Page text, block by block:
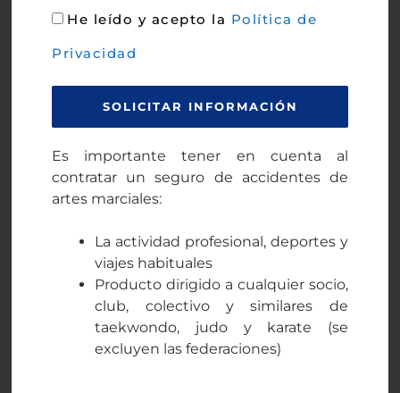
He leído y acepto la Política de
Privacidad
SOLICITAR INFORMACIÓN
Es importante tener en cuenta al
contratar un seguro de accidentes de
artes marciales:
La actividad profesional, deportes y
viajes habituales
Producto dirigido a cualquier socio,
club, colectivo y similares de
taekwondo, judo y karate (se
excluyen las federaciones)